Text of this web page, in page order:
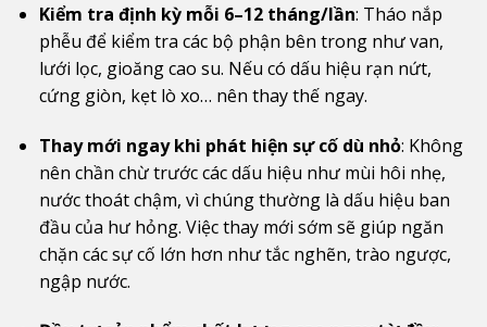
Kiểm tra định kỳ mỗi 6–12 tháng/lần: Tháo nắp
phễu để kiểm tra các bộ phận bên trong như van,
lưới lọc, gioăng cao su. Nếu có dấu hiệu rạn nứt,
cứng giòn, kẹt lò xo… nên thay thế ngay.
Thay mới ngay khi phát hiện sự cố dù nhỏ: Không
nên chần chừ trước các dấu hiệu như mùi hôi nhẹ,
nước thoát chậm, vì chúng thường là dấu hiệu ban
đầu của hư hỏng. Việc thay mới sớm sẽ giúp ngăn
chặn các sự cố lớn hơn như tắc nghẽn, trào ngược,
ngập nước.